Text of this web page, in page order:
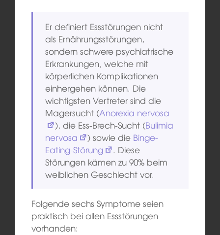
Er definiert Essstörungen nicht
als Ernährungsstörungen,
sondern schwere psychiatrische
Erkrankungen, welche mit
körperlichen Komplikationen
einhergehen können. Die
wichtigsten Vertreter sind die
Magersucht (Anorexia nervosa
), die Ess-Brech-Sucht (Bulimia
nervosa
) sowie die Binge-
Eating-Störung
. Diese
Störungen kämen zu 90% beim
weiblichen Geschlecht vor.
Folgende sechs Symptome seien
praktisch bei allen Essstörungen
vorhanden: